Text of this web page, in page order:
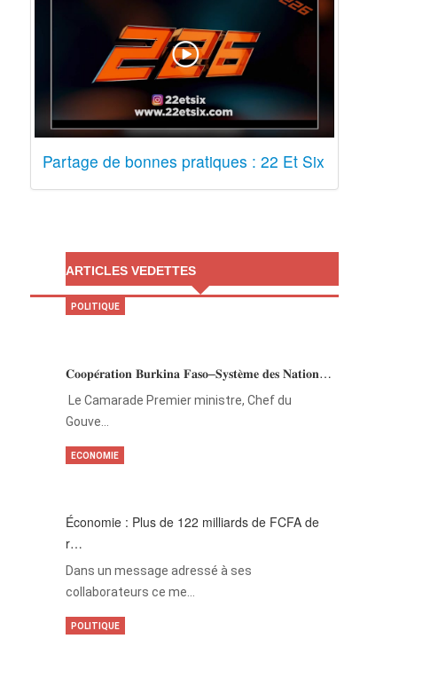
Partage de bonnes pratiques : 22 Et Six
ARTICLES VEDETTES
𝐂𝐨𝐨𝐩𝐞́𝐫𝐚𝐭𝐢𝐨𝐧 𝐁𝐮𝐫𝐤𝐢𝐧𝐚 𝐅𝐚𝐬𝐨–𝐒𝐲𝐬𝐭𝐞̀𝐦𝐞 𝐝𝐞𝐬 𝐍𝐚𝐭𝐢𝐨𝐧…
‎Le Camarade Premier ministre, Chef du
Gouve…
POLITIQUE
Économie : Plus de 122 milliards de FCFA de
r…
Dans un message adressé à ses
collaborateurs ce me…
ECONOMIE
POLITIQUE